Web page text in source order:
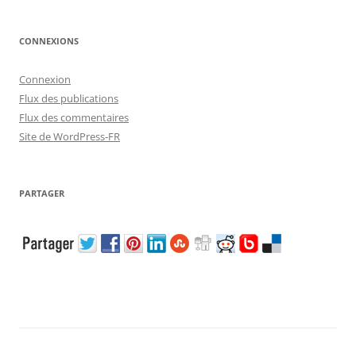
CONNEXIONS
Connexion
Flux des publications
Flux des commentaires
Site de WordPress-FR
PARTAGER